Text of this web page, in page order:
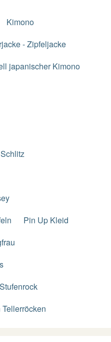
Kimono
- Zipfeljacke
japanischer Kimono
Pin Up Kleid
Stufenrock